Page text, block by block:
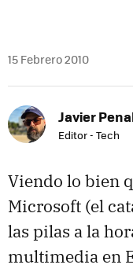
15 Febrero 2010
Javier
Editor - Tech
Viendo lo bien
Microsoft (el
las pilas a la
multimedia en